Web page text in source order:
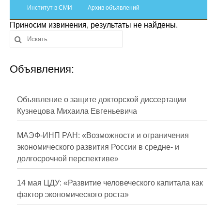
Отчетность
Противодействие коррупции
Материалы для СМИ
Публикации
Научная жизнь
Проблемы прогнозирования
О журнале
Номера журналов
Институт в СМИ Архив объявлений
Приносим извинения, результаты не найдены.
Объявления:
Объявление о защите докторской диссертации
Кузнецова Михаила Евгеньевича
МАЭФ-ИНП РАН: «Возможности и ограничения
экономического развития России в средне- и
долгосрочной перспективе»
14 мая ЦДУ: «Развитие человеческого капитала как
фактор экономического роста»